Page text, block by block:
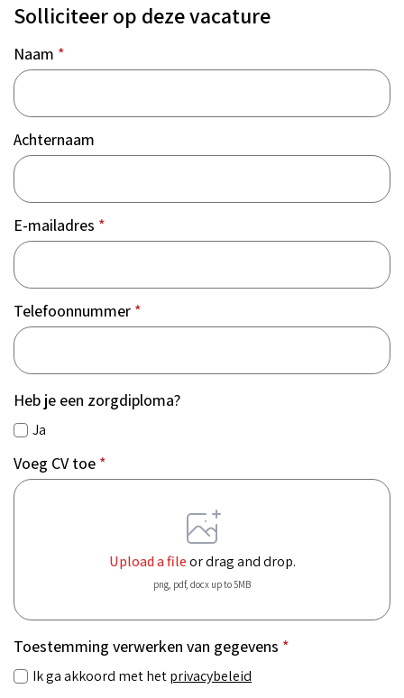
Solliciteer op deze vacature
Naam *
Achternaam
E-mailadres *
Telefoonnummer *
Heb je een zorgdiploma?
Ja
Voeg CV toe *
Upload a fileor drag and drop.
png, pdf, docx up to 5MB
Toestemming verwerken van gegevens *
Ik ga akkoord met hetprivacybeleid